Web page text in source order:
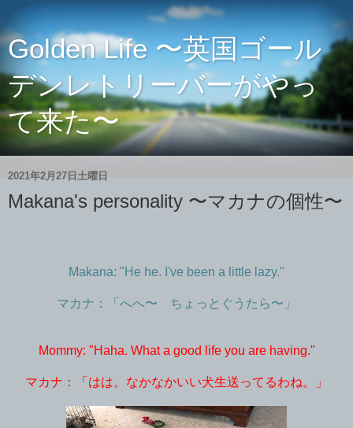
Golden Life 〜英国ゴール
デンレトリーバーがやっ
て来た〜
2021年2月27日土曜日
Makana's personality 〜マカナの個性〜
Makana: "He he. I've been a little lazy."
マカナ：「へへ〜 ちょっとぐうたら〜」
Mommy: "Haha. What a good life you are having."
マカナ：「はは。なかなかいい犬生送ってるわね。」